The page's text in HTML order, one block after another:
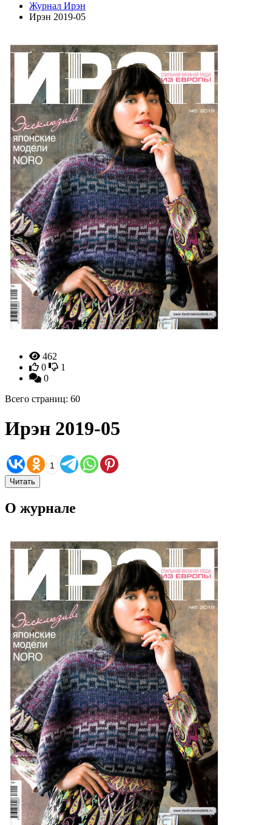
Журнал Ирэн
Ирэн 2019-05
462
0
1
0
Всего страниц: 60
Ирэн 2019-05
1
Читать
О журнале